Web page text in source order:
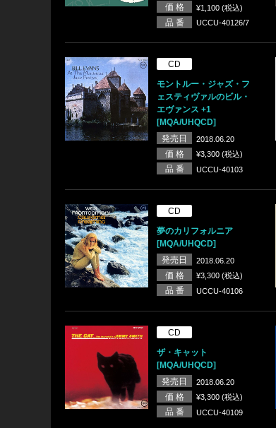
価 格 ¥1,100 (税込)
品 番 UCCU-40126/7
CD
モントルー・ジャズ・フ
ェスティヴァルのビル・
エヴァンス +1
[MQA/UHQCD]
発売日
2018.06.20
価 格 ¥3,300 (税込)
品 番 UCCU-40103
CD
夢のカリフォルニア
[MQA/UHQCD]
発売日
2018.06.20
価 格 ¥3,300 (税込)
品 番 UCCU-40106
CD
ザ・キャット
[MQA/UHQCD]
発売日
2018.06.20
価 格 ¥3,300 (税込)
品 番 UCCU-40109